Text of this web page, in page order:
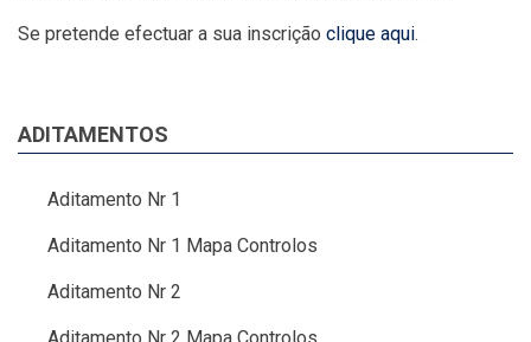
Se pretende efectuar a sua inscrição clique aqui.
ADITAMENTOS
Aditamento Nr 1
Aditamento Nr 1 Mapa Controlos
Aditamento Nr 2